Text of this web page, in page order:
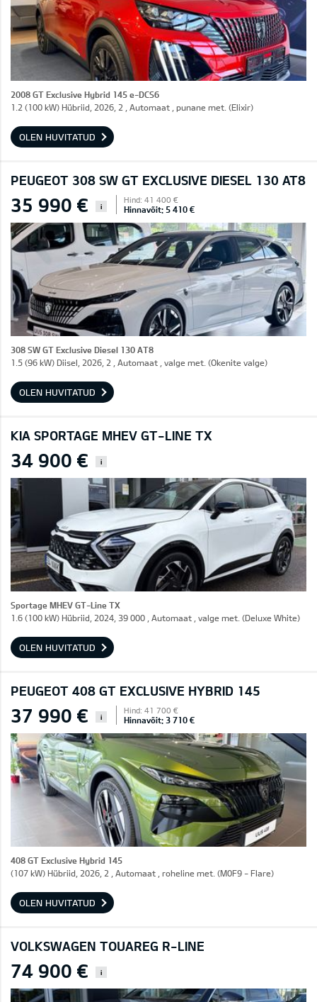
2008 GT Exclusive Hybrid 145 e-DCS6
1.2 (100 kW) Hübriid, 2026, 2 , Automaat , punane met. (Elixir)
OLEN HUVITATUD
PEUGEOT 308 SW GT EXCLUSIVE DIESEL 130 AT8
35 990 € i
Hind: 41 400 €
Hinnavõit: 5 410 €
308 SW GT Exclusive Diesel 130 AT8
1.5 (96 kW) Diisel, 2026, 2 , Automaat , valge met. (Okenite valge)
OLEN HUVITATUD
KIA SPORTAGE MHEV GT-LINE TX
34 900 € i
Sportage MHEV GT-Line TX
1.6 (100 kW) Hübriid, 2024, 39 000 , Automaat , valge met. (Deluxe White)
OLEN HUVITATUD
PEUGEOT 408 GT EXCLUSIVE HYBRID 145
37 990 € i
Hind: 41 700 €
Hinnavõit: 3 710 €
408 GT Exclusive Hybrid 145
(107 kW) Hübriid, 2026, 2 , Automaat , roheline met. (M0F9 - Flare)
OLEN HUVITATUD
VOLKSWAGEN TOUAREG R-LINE
74 900 € i